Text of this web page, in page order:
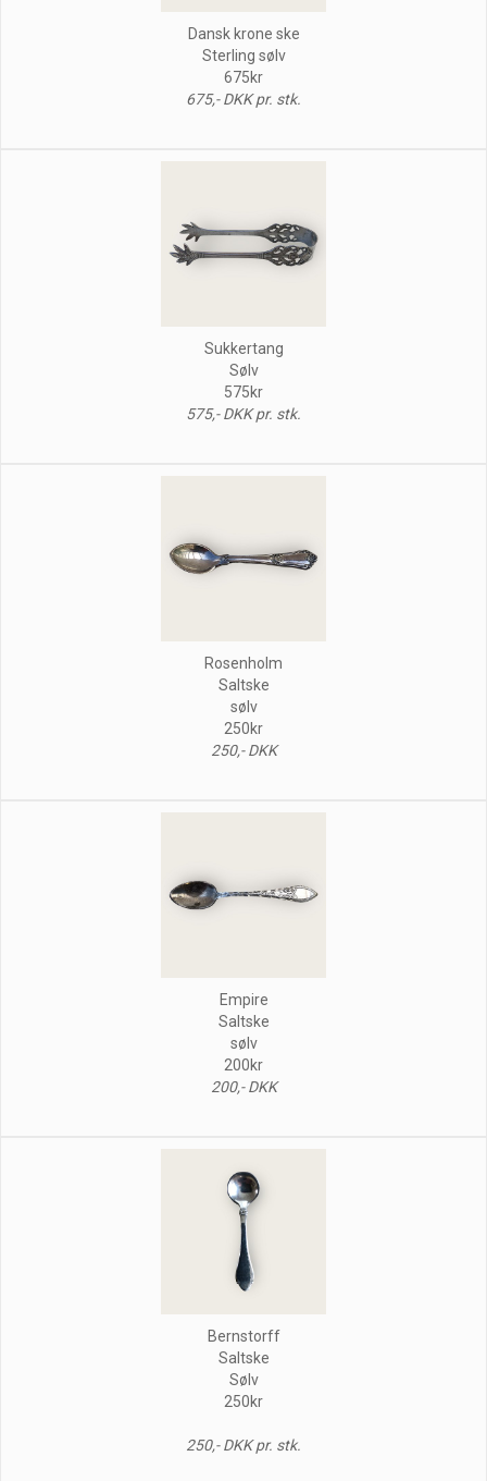
Dansk krone ske
Sterling sølv
675kr
675,- DKK pr. stk.
Sukkertang
Sølv
575kr
575,- DKK pr. stk.
Rosenholm
Saltske
sølv
250kr
250,- DKK
Empire
Saltske
sølv
200kr
200,- DKK
Bernstorff
Saltske
Sølv
250kr
250,- DKK pr. stk.